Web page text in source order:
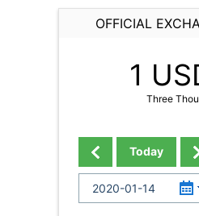
OFFICIAL
1
Three
Today